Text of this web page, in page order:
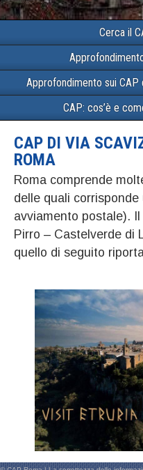
Cerca il
Approfondimento sui
CAP: cos’è e
CAP DI VIA
ROMA
Roma comprende
delle quali
avviamento postale).
Pirro – Castelverde di
quello di seguito